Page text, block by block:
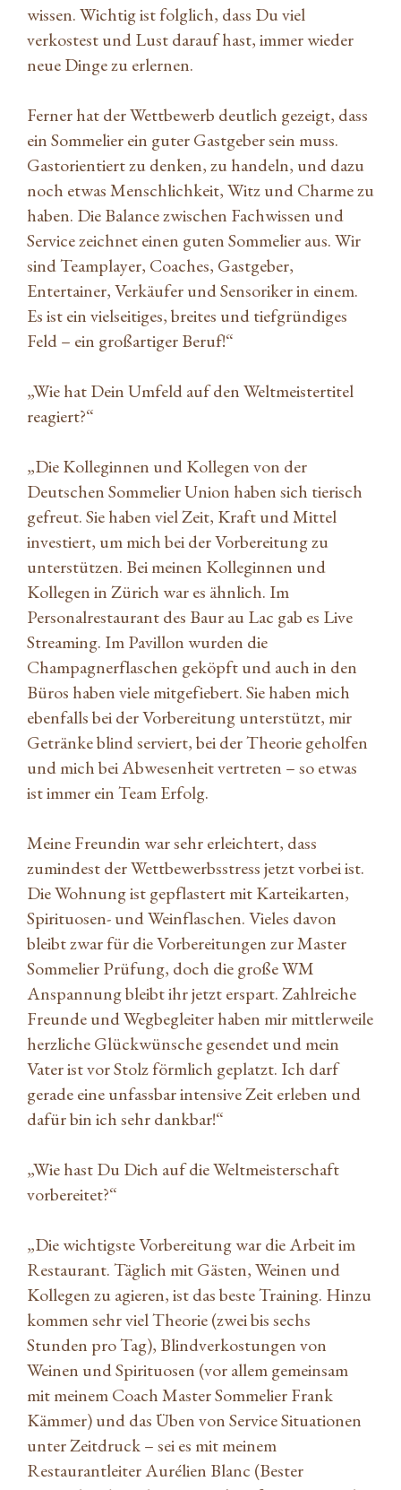
wissen. Wichtig ist folglich, dass Du viel
verkostest und Lust darauf hast, immer wieder
neue Dinge zu erlernen.
Ferner hat der Wettbewerb deutlich gezeigt, dass
ein Sommelier ein guter Gastgeber sein muss.
Gastorientiert zu denken, zu handeln, und dazu
noch etwas Menschlichkeit, Witz und Charme zu
haben. Die Balance zwischen Fachwissen und
Service zeichnet einen guten Sommelier aus. Wir
sind Teamplayer, Coaches, Gastgeber,
Entertainer, Verkäufer und Sensoriker in einem.
Es ist ein vielseitiges, breites und tiefgründiges
Feld – ein großartiger Beruf!“
„Wie hat Dein Umfeld auf den Weltmeistertitel
reagiert?“
„Die Kolleginnen und Kollegen von der
Deutschen Sommelier Union haben sich tierisch
gefreut. Sie haben viel Zeit, Kraft und Mittel
investiert, um mich bei der Vorbereitung zu
unterstützen. Bei meinen Kolleginnen und
Kollegen in Zürich war es ähnlich. Im
Personalrestaurant des Baur au Lac gab es Live
Streaming. Im Pavillon wurden die
Champagnerflaschen geköpft und auch in den
Büros haben viele mitgefiebert. Sie haben mich
ebenfalls bei der Vorbereitung unterstützt, mir
Getränke blind serviert, bei der Theorie geholfen
und mich bei Abwesenheit vertreten – so etwas
ist immer ein Team Erfolg.
Meine Freundin war sehr erleichtert, dass
zumindest der Wettbewerbsstress jetzt vorbei ist.
Die Wohnung ist gepflastert mit Karteikarten,
Spirituosen- und Weinflaschen. Vieles davon
bleibt zwar für die Vorbereitungen zur Master
Sommelier Prüfung, doch die große WM
Anspannung bleibt ihr jetzt erspart. Zahlreiche
Freunde und Wegbegleiter haben mir mittlerweile
herzliche Glückwünsche gesendet und mein
Vater ist vor Stolz förmlich geplatzt. Ich darf
gerade eine unfassbar intensive Zeit erleben und
dafür bin ich sehr dankbar!“
„Wie hast Du Dich auf die Weltmeisterschaft
vorbereitet?“
„Die wichtigste Vorbereitung war die Arbeit im
Restaurant. Täglich mit Gästen, Weinen und
Kollegen zu agieren, ist das beste Training. Hinzu
kommen sehr viel Theorie (zwei bis sechs
Stunden pro Tag), Blindverkostungen von
Weinen und Spirituosen (vor allem gemeinsam
mit meinem Coach Master Sommelier Frank
Kämmer) und das Üben von Service Situationen
unter Zeitdruck – sei es mit meinem
Restaurantleiter Aurélien Blanc (Bester